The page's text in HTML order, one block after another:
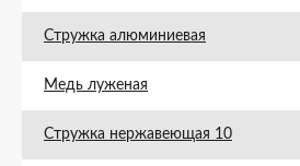
Стружка алюминиевая
Медь луженая
Стружка нержавеющая 10